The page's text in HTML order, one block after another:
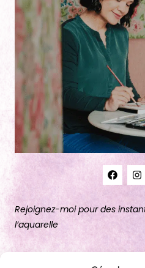
Rejoignez-moi pour des
l’aquarelle